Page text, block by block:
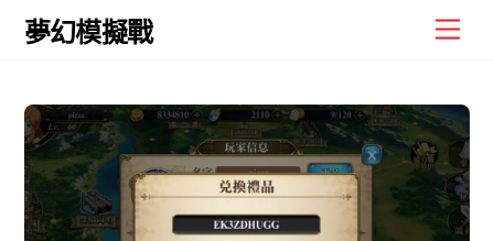
Skip
夢幻模擬戰